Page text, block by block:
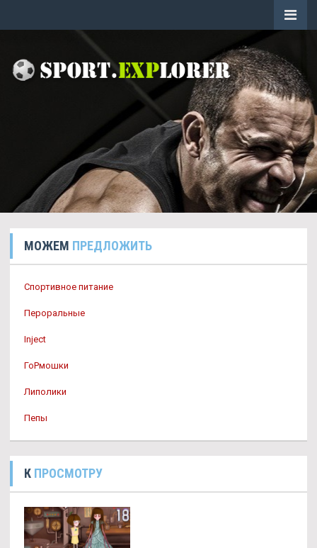
МОЖЕМ ПРЕДЛОЖИТЬ
Спортивное питание
Пероральные
Inject
ГоРмошки
Липолики
Пепы
К ПРОСМОТРУ